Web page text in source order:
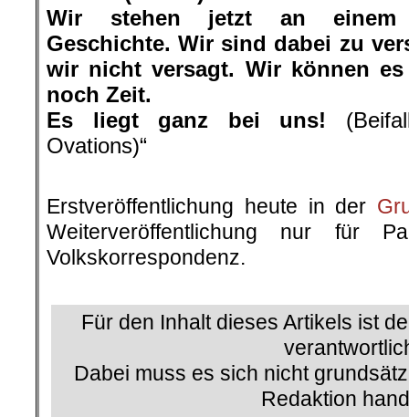
Wir stehen jetzt an einem
Geschichte. Wir sind dabei zu
wir nicht versagt. Wir können
noch Zeit.
Es liegt ganz bei uns!
Ovations)“
Erstveröffentlichung heute in der
Weiterveröffentlichung nur für
Volkskorrespondenz.
Für den Inhalt dieses Artikels ist
Dabei muss es sich nicht
Redaktion